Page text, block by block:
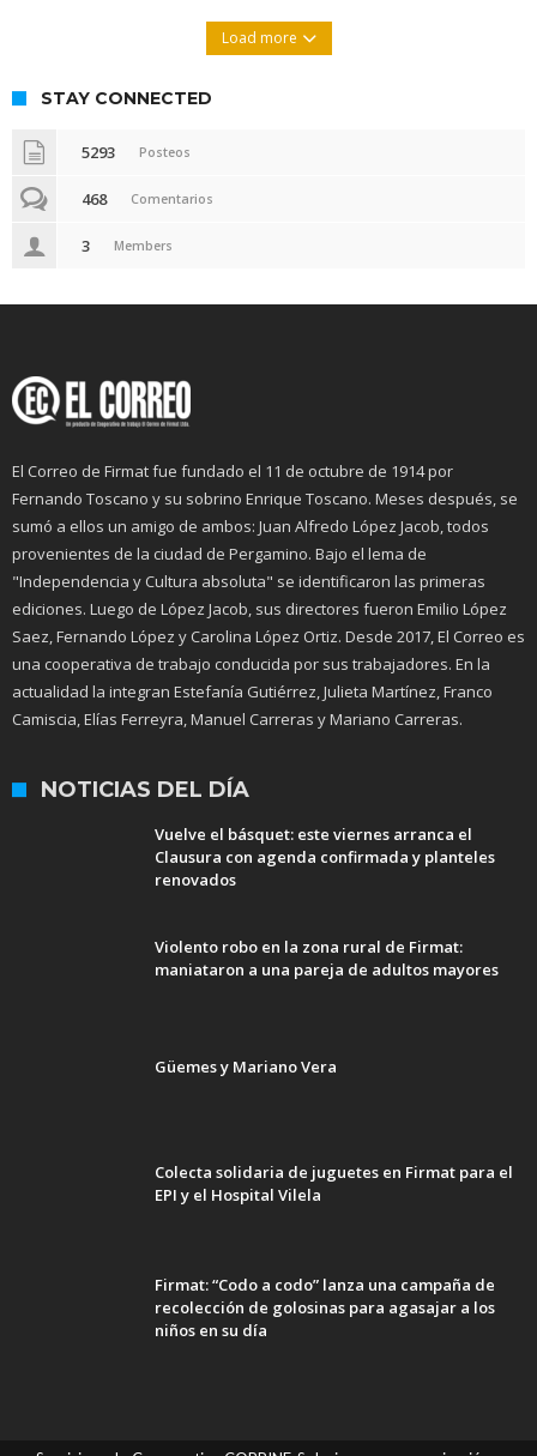
Load more
STAY CONNECTED
5293 Posteos
468 Comentarios
3 Members
El Correo de Firmat fue fundado el 11 de octubre de 1914 por
Fernando Toscano y su sobrino Enrique Toscano. Meses después, se
sumó a ellos un amigo de ambos: Juan Alfredo López Jacob, todos
provenientes de la ciudad de Pergamino. Bajo el lema de
"Independencia y Cultura absoluta" se identificaron las primeras
ediciones. Luego de López Jacob, sus directores fueron Emilio López
Saez, Fernando López y Carolina López Ortiz. Desde 2017, El Correo es
una cooperativa de trabajo conducida por sus trabajadores. En la
actualidad la integran Estefanía Gutiérrez, Julieta Martínez, Franco
Camiscia, Elías Ferreyra, Manuel Carreras y Mariano Carreras.
NOTICIAS DEL DÍA
Vuelve el básquet: este viernes arranca el
Clausura con agenda confirmada y planteles
renovados
Violento robo en la zona rural de Firmat:
maniataron a una pareja de adultos mayores
Güemes y Mariano Vera
Colecta solidaria de juguetes en Firmat para el
EPI y el Hospital Vilela
Firmat: “Codo a codo” lanza una campaña de
recolección de golosinas para agasajar a los
niños en su día